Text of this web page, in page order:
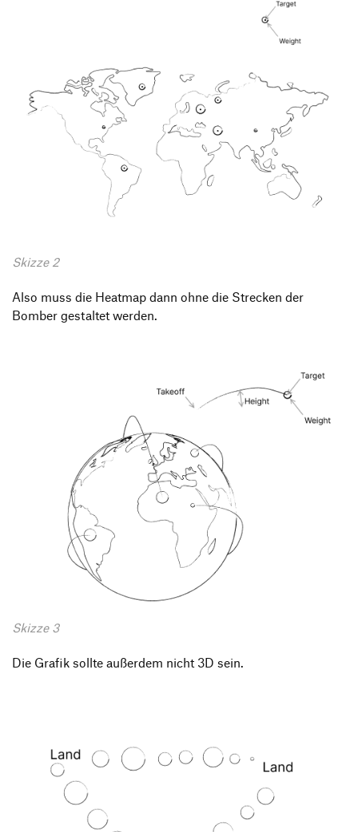
Skizze 2
Also muss die Heatmap dann ohne die Strecken der
Bomber gestaltet werden.
Skizze 3
Die Grafik sollte außerdem nicht 3D sein.